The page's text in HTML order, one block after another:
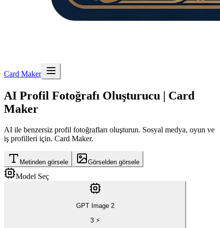
Card Maker
AI Profil Fotoğrafı Oluşturucu | Card
Maker
AI ile benzersiz profil fotoğrafları oluşturun. Sosyal medya, oyun ve
iş profilleri için. Card Maker.
Metinden görsele Görselden görsele
Model Seç
GPT Image 2
3⚡